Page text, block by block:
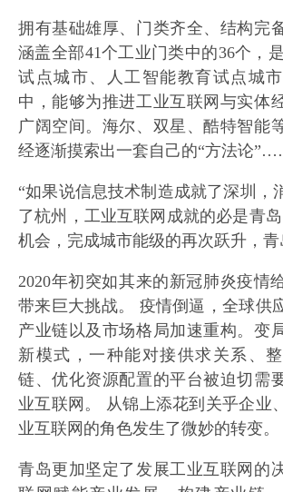
拥有基础雄厚、门类齐全、结构完
涵盖全部41个工业门类中的36个，
试点城市、人工智能教育试点城
中，能够为推进工业互联网与实体
广阔空间。海尔、双星、酷特智能
经逐渐摸索出一套自己的“方法论
“如果说信息技术制造成就了深圳，
了杭州，工业互联网成就的必是青
机会，完成城市能级的再次跃升，青
2020年初突如其来的新冠肺炎疫情
带来巨大挑战。 疫情倒逼，全球供
产业链以及市场格局加速重构。变
新模式，一种能对接供求关系、
链、优化资源配置的平台被迫切需
业互联网。 从锦上添花到关乎企业
业互联网的角色发生了微妙的转变。
青岛更加坚定了发展工业互联网的